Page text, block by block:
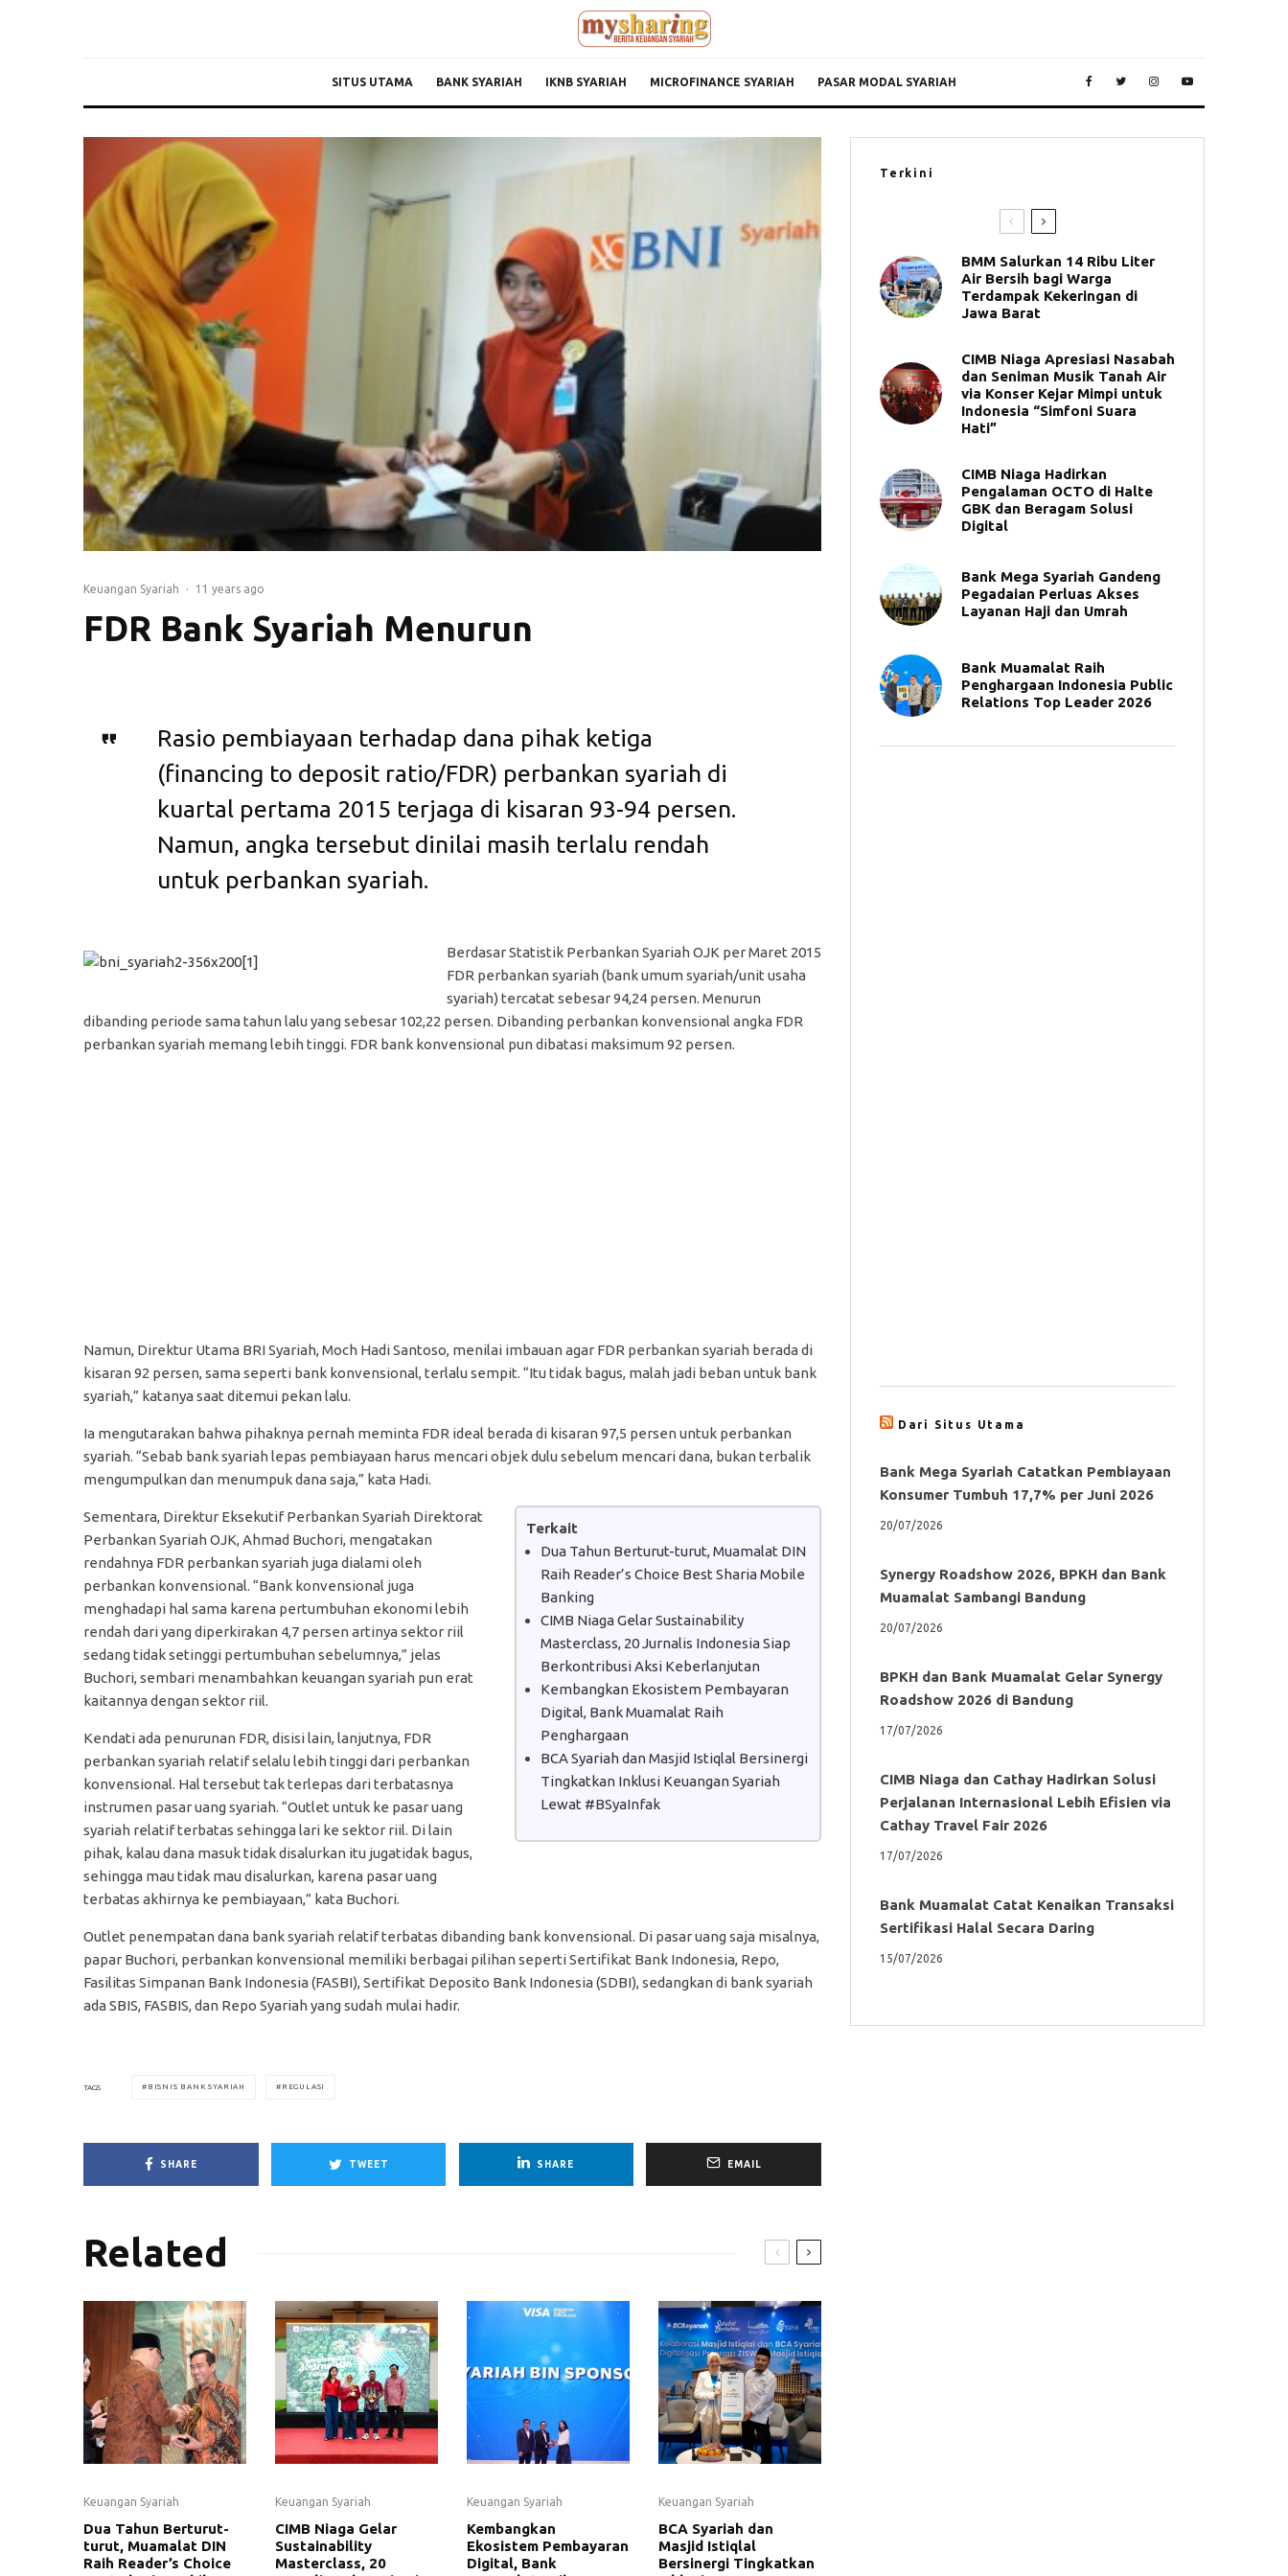
SITUS UTAMA BANK SYARIAH IKNB SYARIAH MICROFINANCE SYARIAH PASAR MODAL SYARIAH
Keuangan Syariah · 11 years ago
FDR Bank Syariah Menurun
Rasio pembiayaan terhadap dana pihak ketiga
(financing to deposit ratio/FDR) perbankan syariah di
kuartal pertama 2015 terjaga di kisaran 93-94 persen.
Namun, angka tersebut dinilai masih terlalu rendah
untuk perbankan syariah.
Berdasar Statistik Perbankan Syariah OJK per Maret 2015
FDR perbankan syariah (bank umum syariah/unit usaha
syariah) tercatat sebesar 94,24 persen. Menurun
dibanding periode sama tahun lalu yang sebesar 102,22 persen. Dibanding perbankan konvensional angka FDR
perbankan syariah memang lebih tinggi. FDR bank konvensional pun dibatasi maksimum 92 persen.
Namun, Direktur Utama BRI Syariah, Moch Hadi Santoso, menilai imbauan agar FDR perbankan syariah berada di
kisaran 92 persen, sama seperti bank konvensional, terlalu sempit. “Itu tidak bagus, malah jadi beban untuk bank
syariah,” katanya saat ditemui pekan lalu.
Ia mengutarakan bahwa pihaknya pernah meminta FDR ideal berada di kisaran 97,5 persen untuk perbankan
syariah. “Sebab bank syariah lepas pembiayaan harus mencari objek dulu sebelum mencari dana, bukan terbalik
mengumpulkan dan menumpuk dana saja,” kata Hadi.
Terkait
Dua Tahun Berturut-turut, Muamalat DIN
Raih Reader’s Choice Best Sharia Mobile
Banking
CIMB Niaga Gelar Sustainability
Masterclass, 20 Jurnalis Indonesia Siap
Berkontribusi Aksi Keberlanjutan
Kembangkan Ekosistem Pembayaran
Digital, Bank Muamalat Raih
Penghargaan
BCA Syariah dan Masjid Istiqlal Bersinergi
Tingkatkan Inklusi Keuangan Syariah
Lewat #BSyaInfak
Sementara, Direktur Eksekutif Perbankan Syariah Direktorat
Perbankan Syariah OJK, Ahmad Buchori, mengatakan
rendahnya FDR perbankan syariah juga dialami oleh
perbankan konvensional. “Bank konvensional juga
menghadapi hal sama karena pertumbuhan ekonomi lebih
rendah dari yang diperkirakan 4,7 persen artinya sektor riil
sedang tidak setinggi pertumbuhan sebelumnya,” jelas
Buchori, sembari menambahkan keuangan syariah pun erat
kaitannya dengan sektor riil.
Kendati ada penurunan FDR, disisi lain, lanjutnya, FDR
perbankan syariah relatif selalu lebih tinggi dari perbankan
konvensional. Hal tersebut tak terlepas dari terbatasnya
instrumen pasar uang syariah. “Outlet untuk ke pasar uang
syariah relatif terbatas sehingga lari ke sektor riil. Di lain
pihak, kalau dana masuk tidak disalurkan itu jugatidak bagus,
sehingga mau tidak mau disalurkan, karena pasar uang
terbatas akhirnya ke pembiayaan,” kata Buchori.
Outlet penempatan dana bank syariah relatif terbatas dibanding bank konvensional. Di pasar uang saja misalnya,
papar Buchori, perbankan konvensional memiliki berbagai pilihan seperti Sertifikat Bank Indonesia, Repo,
Fasilitas Simpanan Bank Indonesia (FASBI), Sertifikat Deposito Bank Indonesia (SDBI), sedangkan di bank syariah
ada SBIS, FASBIS, dan Repo Syariah yang sudah mulai hadir.
TAGS BISNIS BANK SYARIAH REGULASI
SHARE TWEET SHARE EMAIL
Related
Keuangan Syariah
Dua Tahun Berturut-
turut, Muamalat DIN
Raih Reader’s Choice
Keuangan Syariah
CIMB Niaga Gelar
Sustainability
Masterclass, 20
Keuangan Syariah
Kembangkan
Ekosistem Pembayaran
Digital, Bank
Keuangan Syariah
BCA Syariah dan
Masjid Istiqlal
Bersinergi Tingkatkan
Terkini
BMM Salurkan 14 Ribu Liter
Air Bersih bagi Warga
Terdampak Kekeringan di
Jawa Barat
CIMB Niaga Apresiasi Nasabah
dan Seniman Musik Tanah Air
via Konser Kejar Mimpi untuk
Indonesia “Simfoni Suara
Hati”
CIMB Niaga Hadirkan
Pengalaman OCTO di Halte
GBK dan Beragam Solusi
Digital
Bank Mega Syariah Gandeng
Pegadaian Perluas Akses
Layanan Haji dan Umrah
Bank Muamalat Raih
Penghargaan Indonesia Public
Relations Top Leader 2026
Dari Situs Utama
Bank Mega Syariah Catatkan Pembiayaan
Konsumer Tumbuh 17,7% per Juni 2026
20/07/2026
Synergy Roadshow 2026, BPKH dan Bank
Muamalat Sambangi Bandung
20/07/2026
BPKH dan Bank Muamalat Gelar Synergy
Roadshow 2026 di Bandung
17/07/2026
CIMB Niaga dan Cathay Hadirkan Solusi
Perjalanan Internasional Lebih Efisien via
Cathay Travel Fair 2026
17/07/2026
Bank Muamalat Catat Kenaikan Transaksi
Sertifikasi Halal Secara Daring
15/07/2026